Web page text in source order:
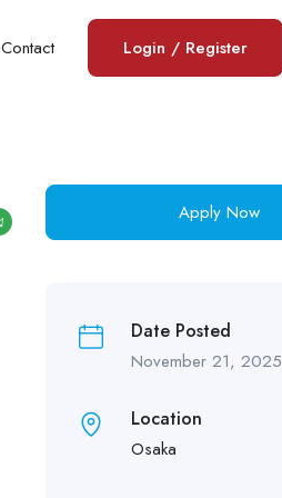
Contact Login / Register
Apply Now
Date Posted
November 21, 2025
Location
Osaka